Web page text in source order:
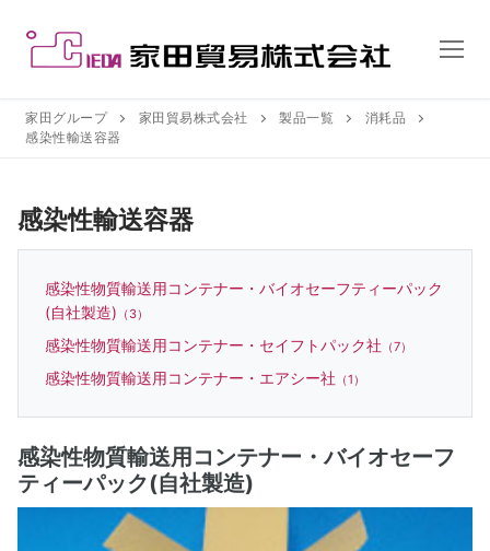
家田グループ 家田貿易株式会社 製品一覧
消耗品
感染性輸送容器
感染性輸送容器
感染性物質輸送用コンテナー・バイオセーフティーパック
(自社製造) （3）
感染性物質輸送用コンテナー・セイフトパック社 （7）
感染性物質輸送用コンテナー・エアシー社 （1）
感染性物質輸送用コンテナー・バイオセーフ
ティーパック(自社製造)